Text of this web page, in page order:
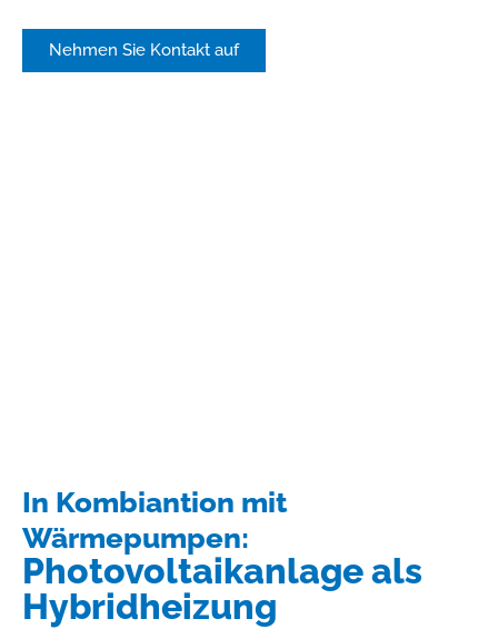
Nehmen Sie Kontakt auf
In Kombiantion mit
Wärmepumpen:
Photovoltaikanlage als
Hybridheizung